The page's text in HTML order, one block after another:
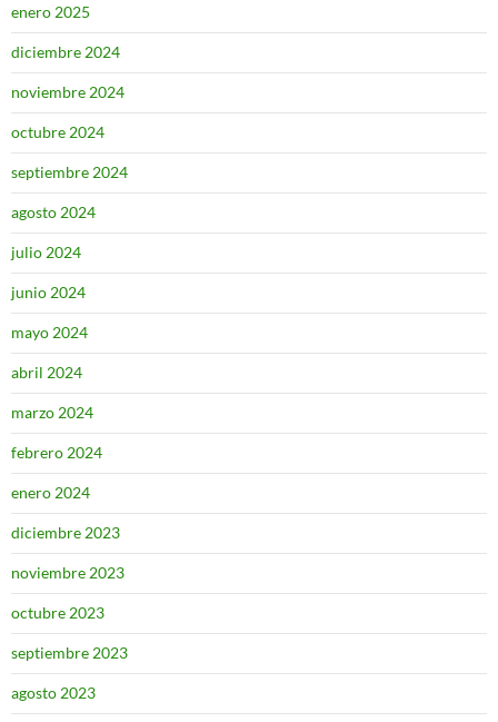
enero 2025
diciembre 2024
noviembre 2024
octubre 2024
septiembre 2024
agosto 2024
julio 2024
junio 2024
mayo 2024
abril 2024
marzo 2024
febrero 2024
enero 2024
diciembre 2023
noviembre 2023
octubre 2023
septiembre 2023
agosto 2023